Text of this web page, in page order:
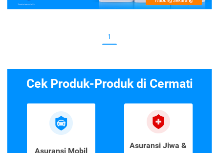
1
Cek Produk-Produk di Cermati
Asuransi Mobil
Asuransi Jiwa &